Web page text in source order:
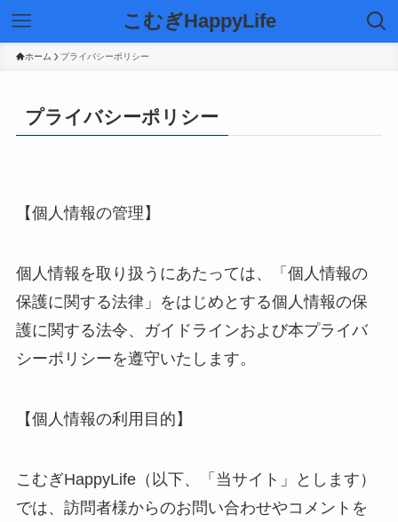
こむぎHappyLife
ホーム プライバシーポリシー
プライバシーポリシー
【個人情報の管理】
個人情報を取り扱うにあたっては、「個人情報の
保護に関する法律」をはじめとする個人情報の保
護に関する法令、ガイドラインおよび本プライバ
シーポリシーを遵守いたします。
【個人情報の利用目的】
こむぎHappyLife（以下、「当サイト」とします）
では、訪問者様からのお問い合わせやコメントを